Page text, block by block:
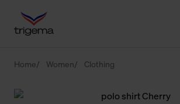
Home Women Clothing